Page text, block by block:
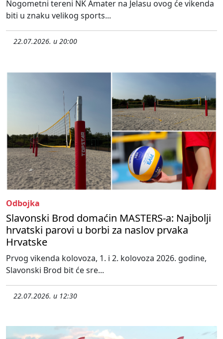
Nogometni tereni NK Amater na Jelasu ovog će vikenda
biti u znaku velikog sports...
22.07.2026. u 20:00
Odbojka
Slavonski Brod domaćin MASTERS-a: Najbolji
hrvatski parovi u borbi za naslov prvaka
Hrvatske
Prvog vikenda kolovoza, 1. i 2. kolovoza 2026. godine,
Slavonski Brod bit će sre...
22.07.2026. u 12:30